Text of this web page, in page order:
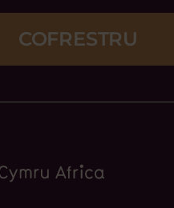
COFRESTRU